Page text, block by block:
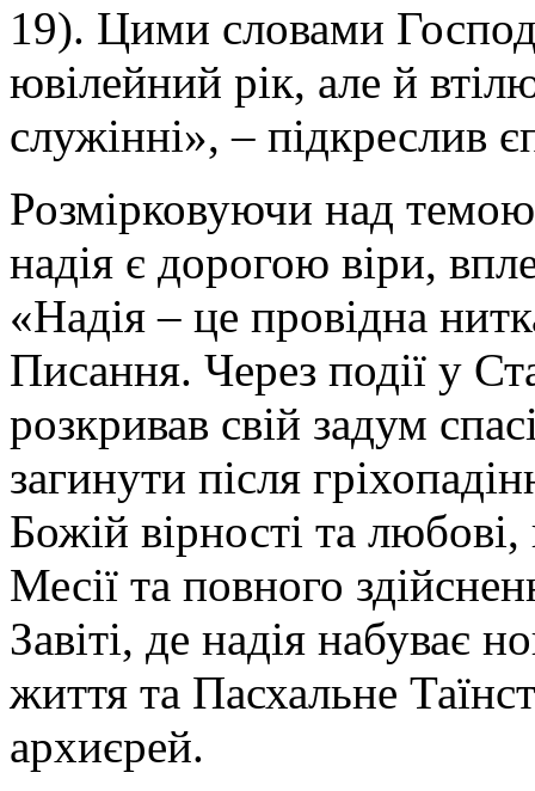
19). Цими словами
ювілейний рік, але й
служінні», – підкреслив
Розмірковуючи над
надія є дорогою віри,
«Надія – це провідна
Писання. Через події у
розкривав свій задум
загинути після
Божій вірності та
Месії та повного
Завіті, де надія набуває
життя та Пасхальне
архиєрей.